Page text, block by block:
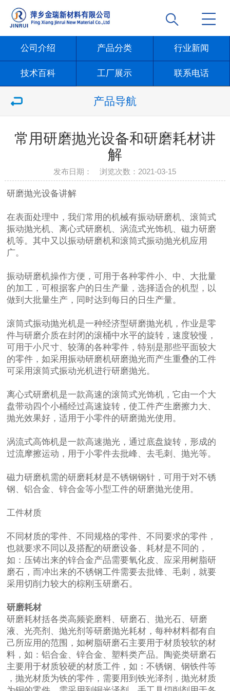
公司介绍 产品分类 行业新闻
技术百科 工厂展示 联系电话
产品导航
常用研磨抛光设备和研磨耗材讲
解
发布日期： 浏览次数： 2021-03-15
研磨抛光设备讲解
在表面处理中，我们常用的机械有振动研磨机、滚筒式
振动抛光机、离心式研磨机、涡流式光饰机、磁力研磨
机等。其中又以振动研磨机和滚筒式振动抛光机应用
广。
振动研磨机操作方便，可用于各种零件小、中、大批量
的加工，可根据客户的日生产量，选择适合的机型，以
做到大批量生产，同时达到每日的日生产量。
滚筒式振动抛光机是一种经济型研磨抛光机，作业是零
件与研磨介质在封闭的滚桶中水平的旋转，速度较慢，
可用于小尺寸、较薄的各种零件，特别是那些平面较大
的零件，如采用振动研磨机研磨抛光而产生重叠的工件
可采用滚筒式振动光机进行研磨抛光。
离心式研磨机是一款高速的滚筒式光饰机，它由一个大
盘带动四个小桶经过高速旋转，使工件产生磨擦力大、
抛光效果好，适用于小零件的研磨抛光使用。
涡流式高饰机是一款高速抛光，通过底盘旋转，形成的
过流摩擦运动，用于小零件去批峰、去毛刺、抛光等。
磁力研磨机需的研磨耗材是不锈钢钢针，可用于对不锈
钢、铝合金、锌合金等小型工件的研磨抛光使用。
工件材质
不同材质的零件、不同规格的零件、不同要求的零件，
也就要求不同以及搭配的研磨设备、耗材是不同的，
如：压铸出来的锌合金产品需要氧化皮、应采用树脂研
磨石，而冲出来的不锈钢工件需要去批锋、毛刺，就要
采用切削力较大的棕刚玉研磨石。
研磨耗材
研磨耗材括各类高频瓷磨料、研磨石、抛光石、研磨
液、光亮剂、抛光剂等研磨抛光耗材，每种材料都有自
己所应用的范围，如树脂研磨石主要用于材质较软的材
料，如：铝合金、锌合金、塑料类产品。陶瓷类研磨石
主要用于材质较硬的材质工件，如：不锈钢、钢铁件等
，抛光材质为铁的零件，需要用到铁光泽剂，抛光材质